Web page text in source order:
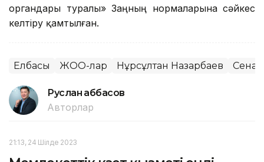
органдары туралы» Заңның нормаларына сәйкес
келтіру қамтылған.
Елбасы ЖОО-лар Нұрсұлтан Назарбаев Сенат
Руслан Ғаббасов
Авторлар
21:13, 24 Шілде 2023